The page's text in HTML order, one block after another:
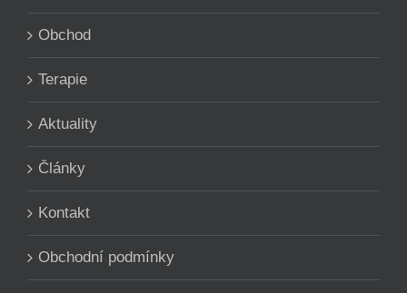
Obchod
Terapie
Aktuality
Články
Kontakt
Obchodní podmínky